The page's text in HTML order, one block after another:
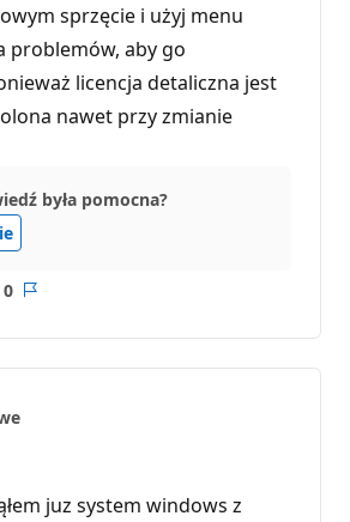
sprzęcie i użyj menu
problemów, aby go
licencja detaliczna jest
nawet przy zmianie
była pomocna?
juz system windows z